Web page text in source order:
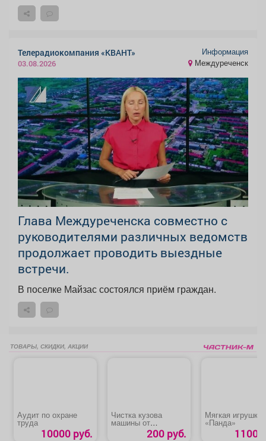
Телерадиокомпания «КВАНТ»
03.08.2026
Информация
Междуреченск
Глава Междуреченска совместно с
руководителями различных ведомств
продолжает проводить выездные
встречи.
В поселке Майзас состоялся приём граждан.
ТОВАРЫ, СКИДКИ, АКЦИИ
Аудит по охране
труда
10000 руб.
Чистка кузова
машины от
битумных пятен
200 руб.
Мягкая игрушка
«Панда»
1100